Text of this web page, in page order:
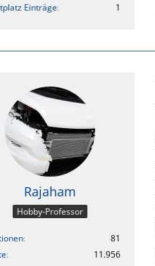
Einträge
1
Rajaham
Hobby-Professor
81
11.956